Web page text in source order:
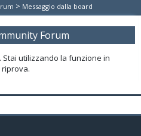
> Messaggio dalla board
Forum
utilizzando la funzione in